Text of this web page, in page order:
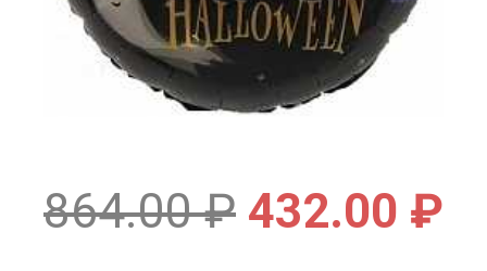
864.00₽ 432.00 ₽